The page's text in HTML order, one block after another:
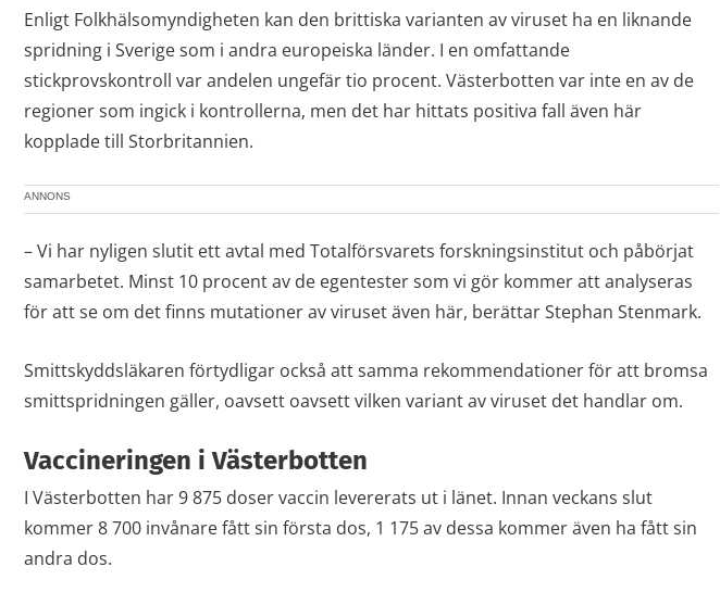
Enligt Folkhälsomyndigheten kan den brittiska varianten av viruset ha en liknande
spridning i Sverige som i andra europeiska länder. I en omfattande
stickprovskontroll var andelen ungefär tio procent. Västerbotten var inte en av de
regioner som ingick i kontrollerna, men det har hittats positiva fall även här
kopplade till Storbritannien.
ANNONS
– Vi har nyligen slutit ett avtal med Totalförsvarets forskningsinstitut och påbörjat
samarbetet. Minst 10 procent av de egentester som vi gör kommer att analyseras
för att se om det finns mutationer av viruset även här, berättar Stephan Stenmark.
Smittskyddsläkaren förtydligar också att samma rekommendationer för att bromsa
smittspridningen gäller, oavsett oavsett vilken variant av viruset det handlar om.
Vaccineringen i Västerbotten
I Västerbotten har 9 875 doser vaccin levererats ut i länet. Innan veckans slut
kommer 8 700 invånare fått sin första dos, 1 175 av dessa kommer även ha fått sin
andra dos.